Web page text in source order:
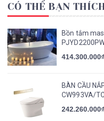
CÓ THỂ BẠN
Bồn tắm
414.300.000₫
BÀN CẦU NẮP RỬA ĐIỆN TỬ NEOREST :
CW993VA/
242.260.000₫